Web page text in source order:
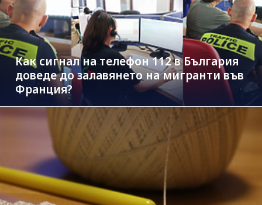
Как сигнал на телефон 112 в България
доведе до залавянето на мигранти във
Франция?